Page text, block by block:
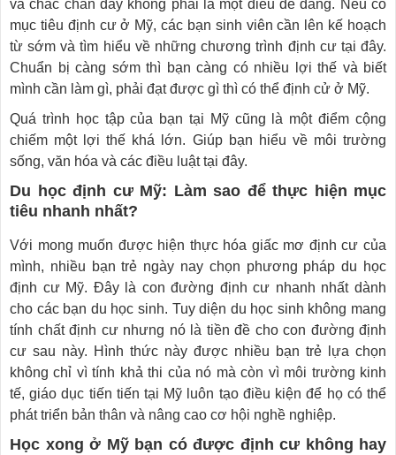
và chắc chắn đây không phải là một điều dễ dàng. Nếu có
mục tiêu định cư ở Mỹ, các bạn sinh viên cần lên kế hoạch
từ sớm và tìm hiểu về những chương trình định cư tại đây.
Chuẩn bị càng sớm thì bạn càng có nhiều lợi thế và biết
mình cần làm gì, phải đạt được gì thì có thể định cử ở Mỹ.
Quá trình học tập của bạn tại Mỹ cũng là một điểm cộng
chiếm một lợi thế khá lớn. Giúp bạn hiểu về môi trường
sống, văn hóa và các điều luật tại đây.
Du học định cư Mỹ: Làm sao để thực hiện mục
tiêu nhanh nhất?
Với mong muốn được hiện thực hóa giấc mơ định cư của
mình, nhiều bạn trẻ ngày nay chọn phương pháp du học
định cư Mỹ. Đây là con đường định cư nhanh nhất dành
cho các bạn du học sinh. Tuy diện du học sinh không mang
tính chất định cư nhưng nó là tiền đề cho con đường định
cư sau này. Hình thức này được nhiều bạn trẻ lựa chọn
không chỉ vì tính khả thi của nó mà còn vì môi trường kinh
tế, giáo dục tiến tiến tại Mỹ luôn tạo điều kiện để họ có thể
phát triển bản thân và nâng cao cơ hội nghề nghiệp.
Học xong ở Mỹ bạn có được định cư không hay